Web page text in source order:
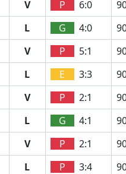
V P 6:0
L G 4:0
V P 5:1
L E 3:3
V P 2:1
L G 4:1
V P 2:1
L P 3:4